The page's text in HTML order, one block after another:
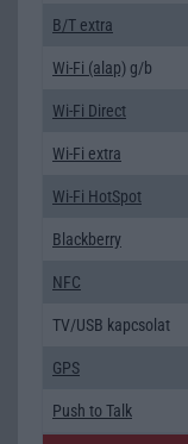
B/T extra
Wi-Fi (alap) g/b
Wi-Fi Direct
Wi-Fi extra
Wi-Fi HotSpot
Blackberry
NFC
TV/USB kapcsolat
GPS
Push to Talk